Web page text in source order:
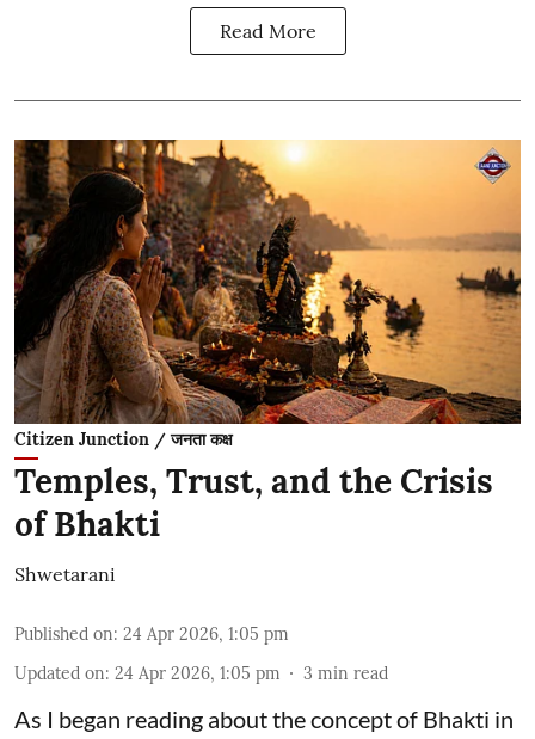
Read More
Citizen Junction / जनता कक्ष
Temples, Trust, and the Crisis
of Bhakti
Shwetarani
Published on: 24 Apr 2026, 1:05 pm
Updated on: 24 Apr 2026, 1:05 pm 3 min read
As I began reading about the concept of Bhakti in